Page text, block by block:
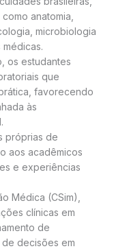
anatomia,
microbiologia
os estudantes
que
favorecendo
às
próprias de
aos acadêmicos
e experiências
Médica (CSim),
clínicas em
de
decisões em